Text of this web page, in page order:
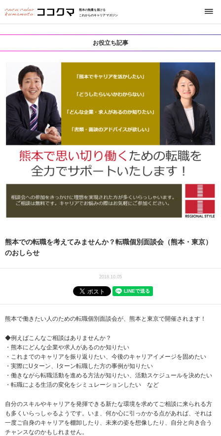
熊本の熱量を届ける
これからのキャリアマガジン
お役立ち記事
熊本での転職を考えてみませんか？転職個別面談会（熊本・東京）
のおしらせ
2018.10.05
熊本で働きたい人のための転職個別面談会が、熊本と東京で開催されます！
◆例えばこんなご相談はありませんか？
・熊本にどんな企業や求人があるのか知りたい
・これまでのキャリアを振り返りたい、今後のキャリアイメージを固めたい
・実際にUターン、Iターン転職した方の事例が知りたい
・働きながら転職活動を進める方法が知りたい、活動スケジュールを決めたい
・転職による生活の変化をシミュレーションしたい など
自分のスキルやキャリアを発揮できる新たな環境を求めてご相談に来られる方
も多くいらっしゃるようです。いま、何か心に引っかかる点があれば、それは
一度ご自身のキャリアを棚卸したり、未来の姿を想像したり、自分と向き合う
チャンスなのかもしれません。